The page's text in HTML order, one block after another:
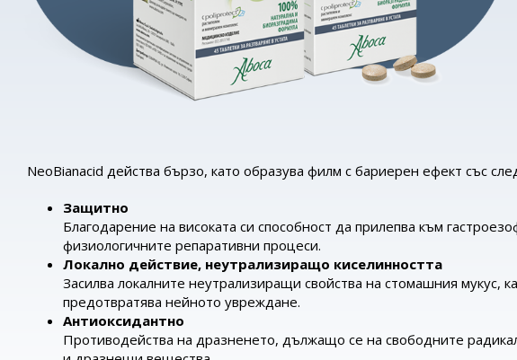
NeoBianacid действа бързо, като образува филм с бариерен ефект със
Защитно
Благодарение на високата си способност да прилепва към
физиологичните репаративни процеси.
Локално действие, неутрализиращо киселинността
Засилва локалните неутрализиращи свойства на стомашния мукус,
предотвратява нейното увреждане.
Антиоксидантно
Противодейства на дразненето, дължащо се на свободните